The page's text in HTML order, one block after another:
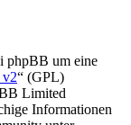
phpBB um eine
“ (GPL)
Limited
Informationen